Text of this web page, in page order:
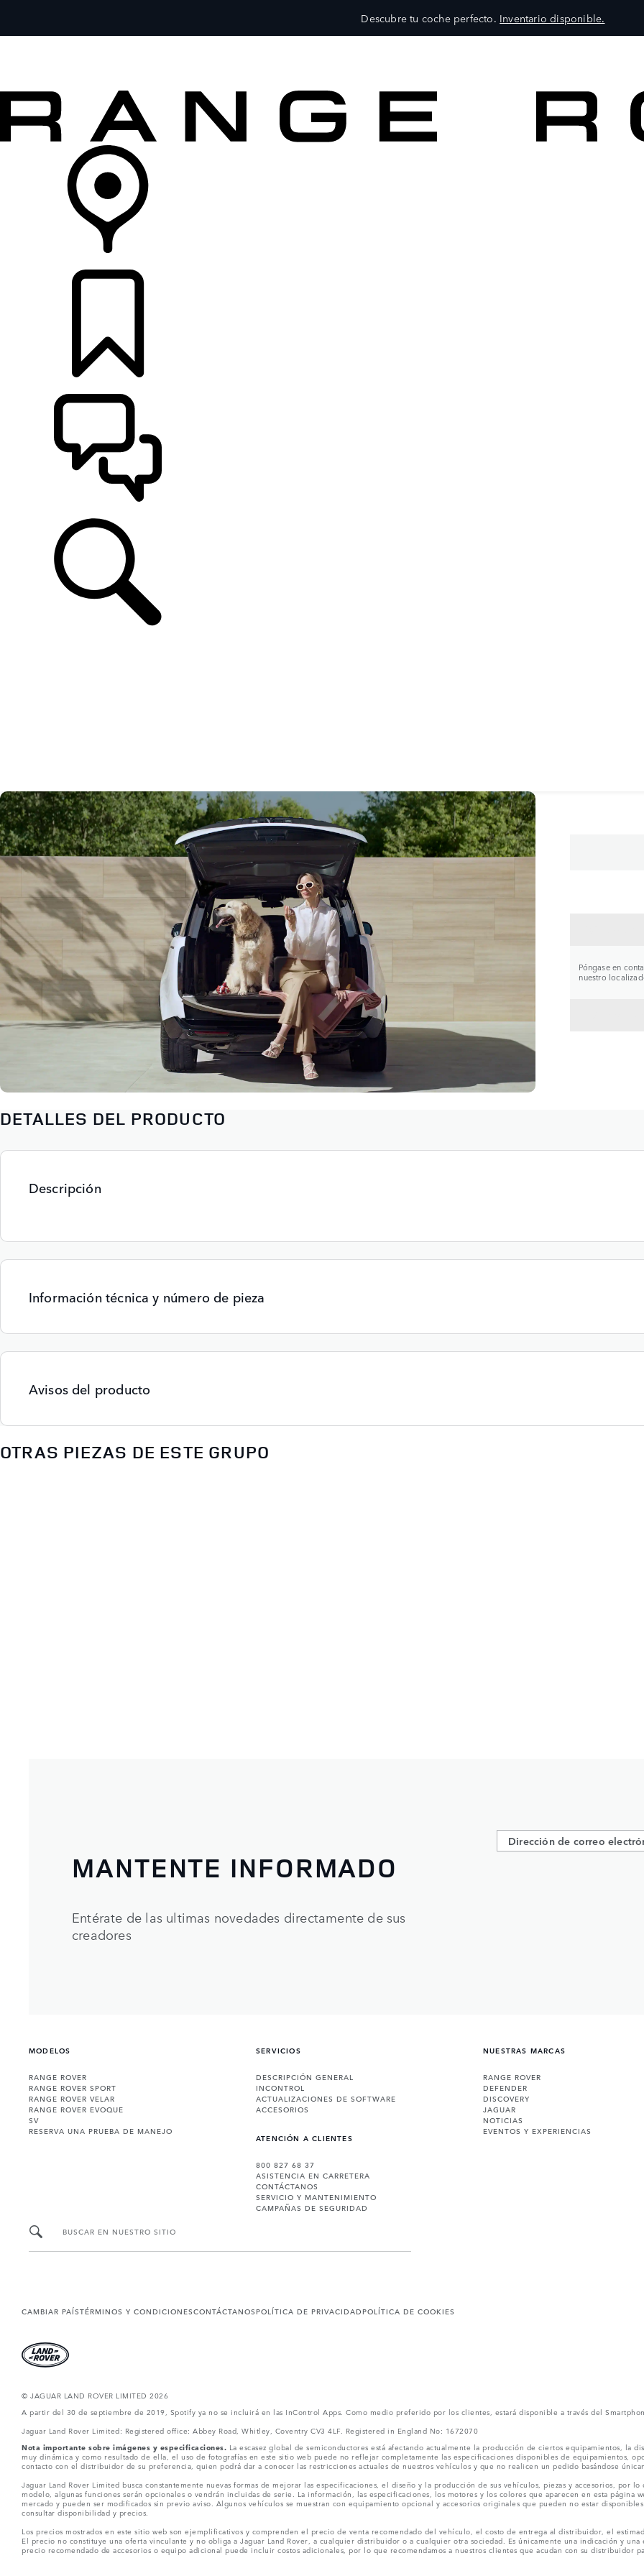
Descubre tu coche perfecto. Inventario disponible.
Póngase en
nuestro
DETALLES DEL PRODUCTO
Descripción
Información técnica y número de pieza
Avisos del producto
OTRAS PIEZAS DE ESTE GRUPO
MANTENTE INFORMADO
Entérate de las ultimas novedades directamente de sus
creadores
MODELOS
RANGE ROVER
RANGE ROVER SPORT
RANGE ROVER VELAR
RANGE ROVER EVOQUE
SV
RESERVA UNA PRUEBA DE MANEJO
SERVICIOS
DESCRIPCIÓN GENERAL
INCONTROL
ACTUALIZACIONES DE SOFTWARE
ACCESORIOS
ATENCIÓN A CLIENTES
800 827 68 37
ASISTENCIA EN CARRETERA
CONTÁCTANOS
SERVICIO Y MANTENIMIENTO
CAMPAÑAS DE SEGURIDAD
NUESTRAS MARCAS
RANGE ROVER
DEFENDER
DISCOVERY
JAGUAR
NOTICIAS
EVENTOS Y EXPERIENCIAS
BUSCAR EN NUESTRO SITIO
CAMBIAR PAÍSTÉRMINOS Y CONDICIONESCONTÁCTANOSPOLÍTICA DE PRIVACIDADPOLÍTICA DE COOKIES
© JAGUAR LAND ROVER LIMITED 2026
A partir del 30 de septiembre de 2019, Spotify ya no se incluirá en las InControl Apps. Como medio preferido por los clientes, estará disponible a través del
Jaguar Land Rover Limited: Registered office: Abbey Road, Whitley, Coventry CV3 4LF. Registered in England No: 1672070
Nota importante sobre imágenes y especificaciones. La escasez global de semiconductores está afectando actualmente la producción de ciertos equipamientos, la
muy dinámica y como resultado de ella, el uso de fotografías en este sitio web puede no reflejar completamente las especificaciones disponibles de equipamientos,
contacto con el distribuidor de su preferencia, quien podrá dar a conocer las restricciones actuales de nuestros vehículos y que no realicen un pedido basándose
Jaguar Land Rover Limited busca constantemente nuevas formas de mejorar las especificaciones, el diseño y la producción de sus vehículos, piezas y accesorios, por
modelo, algunas funciones serán opcionales o vendrán incluidas de serie. La información, las especificaciones, los motores y los colores que aparecen en esta página
mercado y pueden ser modificados sin previo aviso. Algunos vehículos se muestran con equipamiento opcional y accesorios originales que pueden no estar
consultar disponibilidad y precios.
Los precios mostrados en este sitio web son ejemplificativos y comprenden el precio de venta recomendado del vehículo, el costo de entrega al distribuidor, el
El precio no constituye una oferta vinculante y no obliga a Jaguar Land Rover, a cualquier distribuidor o a cualquier otra sociedad. Es únicamente una indicación y
precio recomendado de accesorios o equipo adicional puede incluir costos adicionales, por lo que recomendamos a nuestros clientes que acudan con su distribuidor